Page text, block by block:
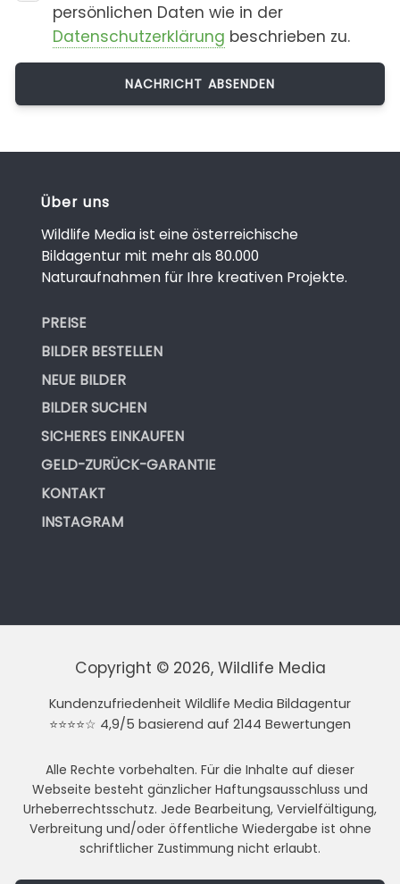
persönlichen Daten wie in der
Datenschutzerklärung beschrieben zu.
Über uns
Wildlife Media ist eine österreichische
Bildagentur mit mehr als 80.000
Naturaufnahmen für Ihre kreativen Projekte.
PREISE
BILDER BESTELLEN
NEUE BILDER
BILDER SUCHEN
SICHERES EINKAUFEN
GELD-ZURÜCK-GARANTIE
KONTAKT
INSTAGRAM
Copyright © 2026, Wildlife Media
Kundenzufriedenheit Wildlife Media Bildagentur
⭐⭐⭐⭐☆ 4,9/5 basierend auf 2144 Bewertungen
Alle Rechte vorbehalten. Für die Inhalte auf dieser
Webseite besteht gänzlicher Haftungsausschluss und
Urheberrechtsschutz. Jede Bearbeitung, Vervielfältigung,
Verbreitung und/oder öffentliche Wiedergabe ist ohne
schriftlicher Zustimmung nicht erlaubt.